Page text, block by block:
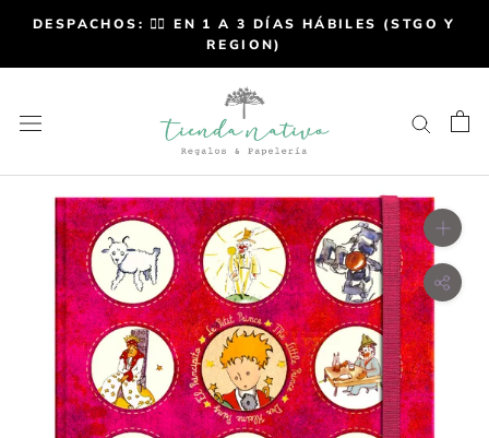
DESPACHOS: 👉🏼 EN 1 A 3 DÍAS HÁBILES (STGO Y
REGION)